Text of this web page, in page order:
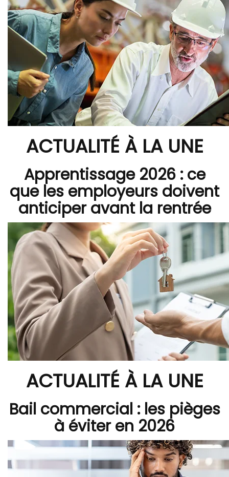
ACTUALITÉ À LA UNE
Apprentissage 2026 : ce
que les employeurs doivent
anticiper avant la rentrée
ACTUALITÉ À LA UNE
Bail commercial : les pièges
à éviter en 2026